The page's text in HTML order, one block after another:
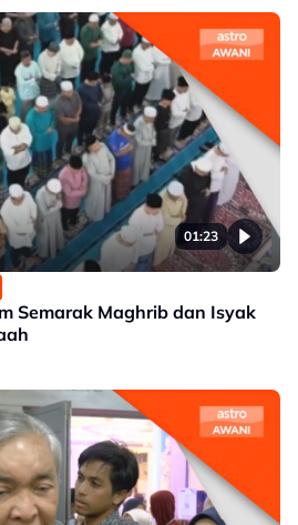
01:23
Semarak Maghrib dan Isyak